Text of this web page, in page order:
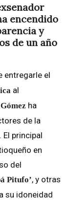
encendido
y
de un año
entregarle el
al
ha
de la
principal
en
del
Pitufo’, y otras
su idoneidad